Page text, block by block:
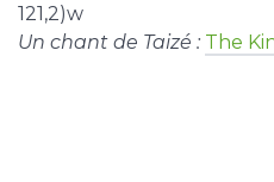
121,2)w
Un chant de Taizé : The